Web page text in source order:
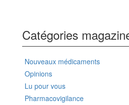
Catégories
Nouveaux médicaments
Opinions
Lu pour vous
Pharmacovigilance